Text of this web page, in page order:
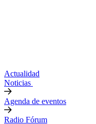
Actualidad
Noticias
Agenda de eventos
Radio Fórum